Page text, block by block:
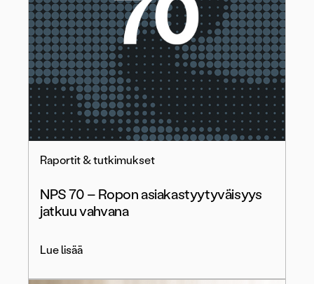
Raportit & tutkimukset
NPS 70 – Ropon asiakastyytyväisyys
jatkuu vahvana
Lue lisää